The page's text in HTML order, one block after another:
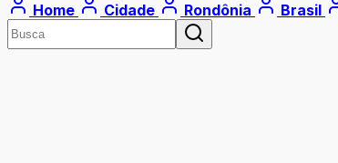
Home Cidade Rondônia Brasil